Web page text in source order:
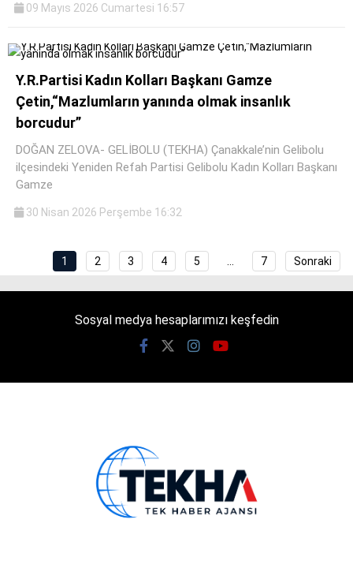
09 Mayıs 2026 Cumartesi 16:57
Y.R.Partisi Kadın Kolları Başkanı Gamze
Çetin,“Mazlumların yanında olmak insanlık
borcudur”
DOĞAN ZELOVA- GELİBOLU (TEKHA) Çanakkale’nin Gelibolu
ilçesindeki Yeniden Refah Partisi Gelibolu Kadın Kolları Başkanı
Gamze
30 Nisan 2026 Perşembe 16:32
1 2 3 4 5 7 Sonraki
Sosyal medya hesaplarımızı keşfedin